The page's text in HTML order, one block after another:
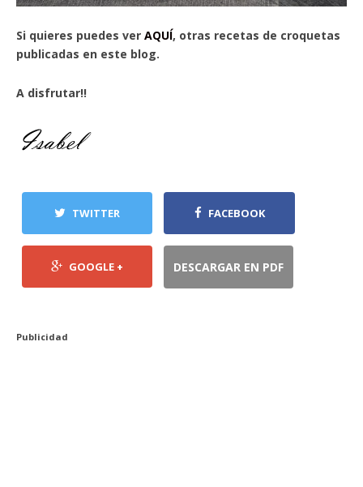
Si quieres puedes ver AQUÍ, otras recetas de croquetas
publicadas en este blog.
A disfrutar!!
TWITTER FACEBOOK
GOOGLE + DESCARGAR EN PDF
Publicidad